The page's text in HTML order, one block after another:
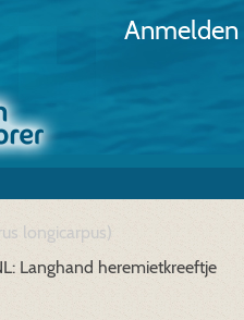
Anmelden
longicarpus)
Langhand heremietkreeftje